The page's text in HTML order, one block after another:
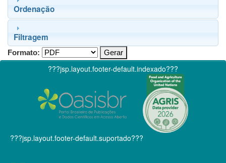
Ordenação
Filtragem
Formato:
???jsp.layout.footer-default.indexado???
???jsp.layout.footer-default.suportado???